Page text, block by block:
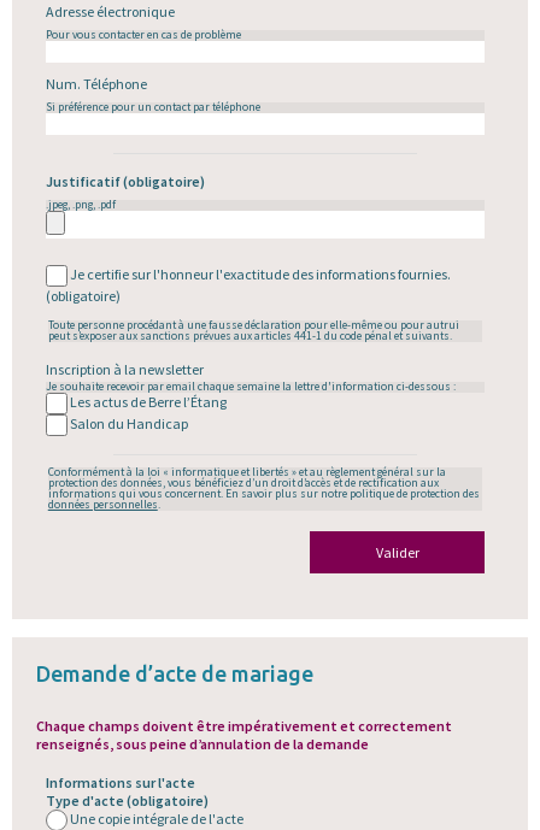
Adresse électronique
Pour vous contacter en cas de problème
Num. Téléphone
Si préférence pour un contact par téléphone
Justificatif(obligatoire)
.jpeg, .png, .pdf
Je certifie sur l'honneur l'exactitude des informations fournies.
(obligatoire)
Toute personne procédant à une fausse déclaration pour elle-même ou pour autrui
peut s’exposer aux sanctions prévues aux articles 441-1 du code pénal et suivants.
Inscription à la newsletter
Je souhaite recevoir par email chaque semaine la lettre d'information ci-dessous :
Les actus de Berre l’Étang
Salon du Handicap
Conformément à la loi « informatique et libertés » et au règlement général sur la
protection des données, vous bénéficiez d’un droit d’accès et de rectification aux
informations qui vous concernent. En savoir plus sur notre politique de protection des
données personnelles.
Valider
Demande d’acte de mariage
Chaque champs doivent être impérativement et correctement
renseignés , sous peine d’annulation de la demande
Informations sur l'acte
Type d'acte (obligatoire)
Une copie intégrale de l'acte